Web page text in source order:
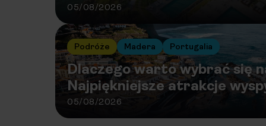
05/08/2026
Podróże Madera Portugalia
Dlaczego warto wybrać się
Najpiękniejsze atrakcje
05/08/2026